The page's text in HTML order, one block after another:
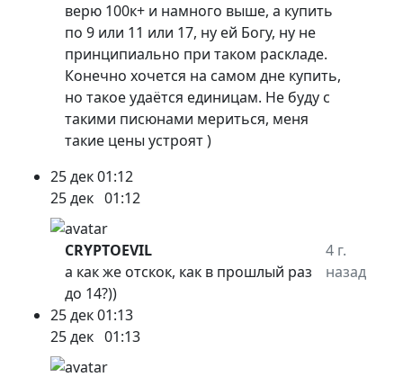
верю 100к+ и намного выше, а купить
по 9 или 11 или 17, ну ей Богу, ну не
принципиально при таком раскладе.
Конечно хочется на самом дне купить,
но такое удаётся единицам. Не буду с
такими писюнами мериться, меня
такие цены устроят )
25 дек01:12
25 дек 01:12
CRYPTOEVIL
а как же отскок, как в прошлый раз
до 14?))
4 г.
назад
25 дек01:13
25 дек 01:13